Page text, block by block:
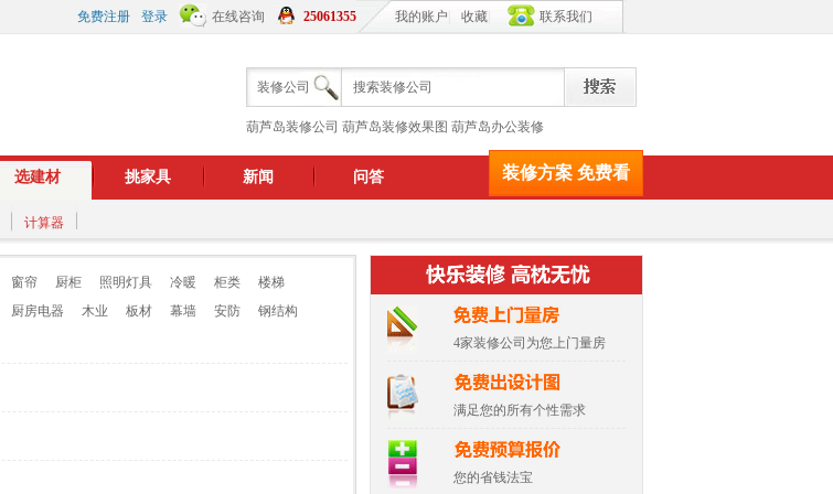
我的账户 收藏 联系我们
免费注册 登录 在线咨询 25061355
装修公司
葫芦岛装修公司 葫芦岛装修效果图 葫芦岛办公装修
选建材 挑家具 新闻 问答 装修方案 免费看
计算器
窗帘 厨柜 照明灯具 冷暖 柜类
楼梯
厨房电器 木业 板材 幕墙 安防
钢结构
4家装修公司为您上门量房
满足您的所有个性需求
您的省钱法宝